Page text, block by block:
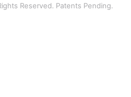
Reserved. Patents Pending.